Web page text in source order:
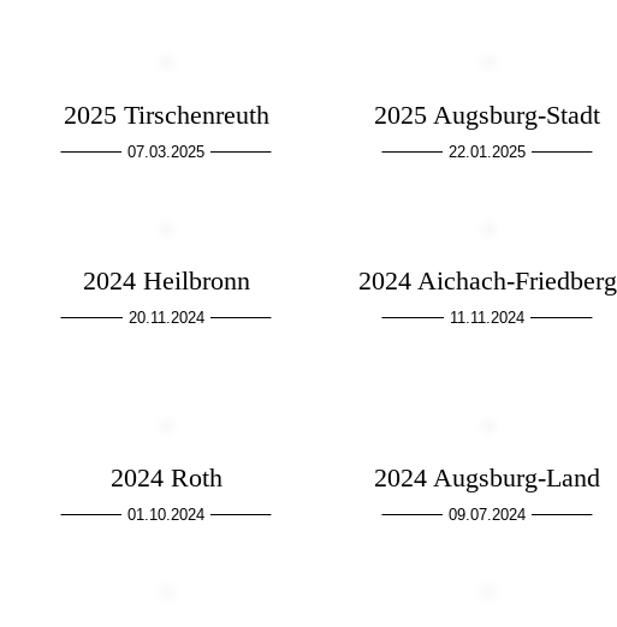
2025 Tirschenreuth
07.03.2025
2025 Augsburg-Stadt
22.01.2025
2024 Heilbronn
20.11.2024
2024 Aichach-Friedberg
11.11.2024
2024 Roth
01.10.2024
2024 Augsburg-Land
09.07.2024